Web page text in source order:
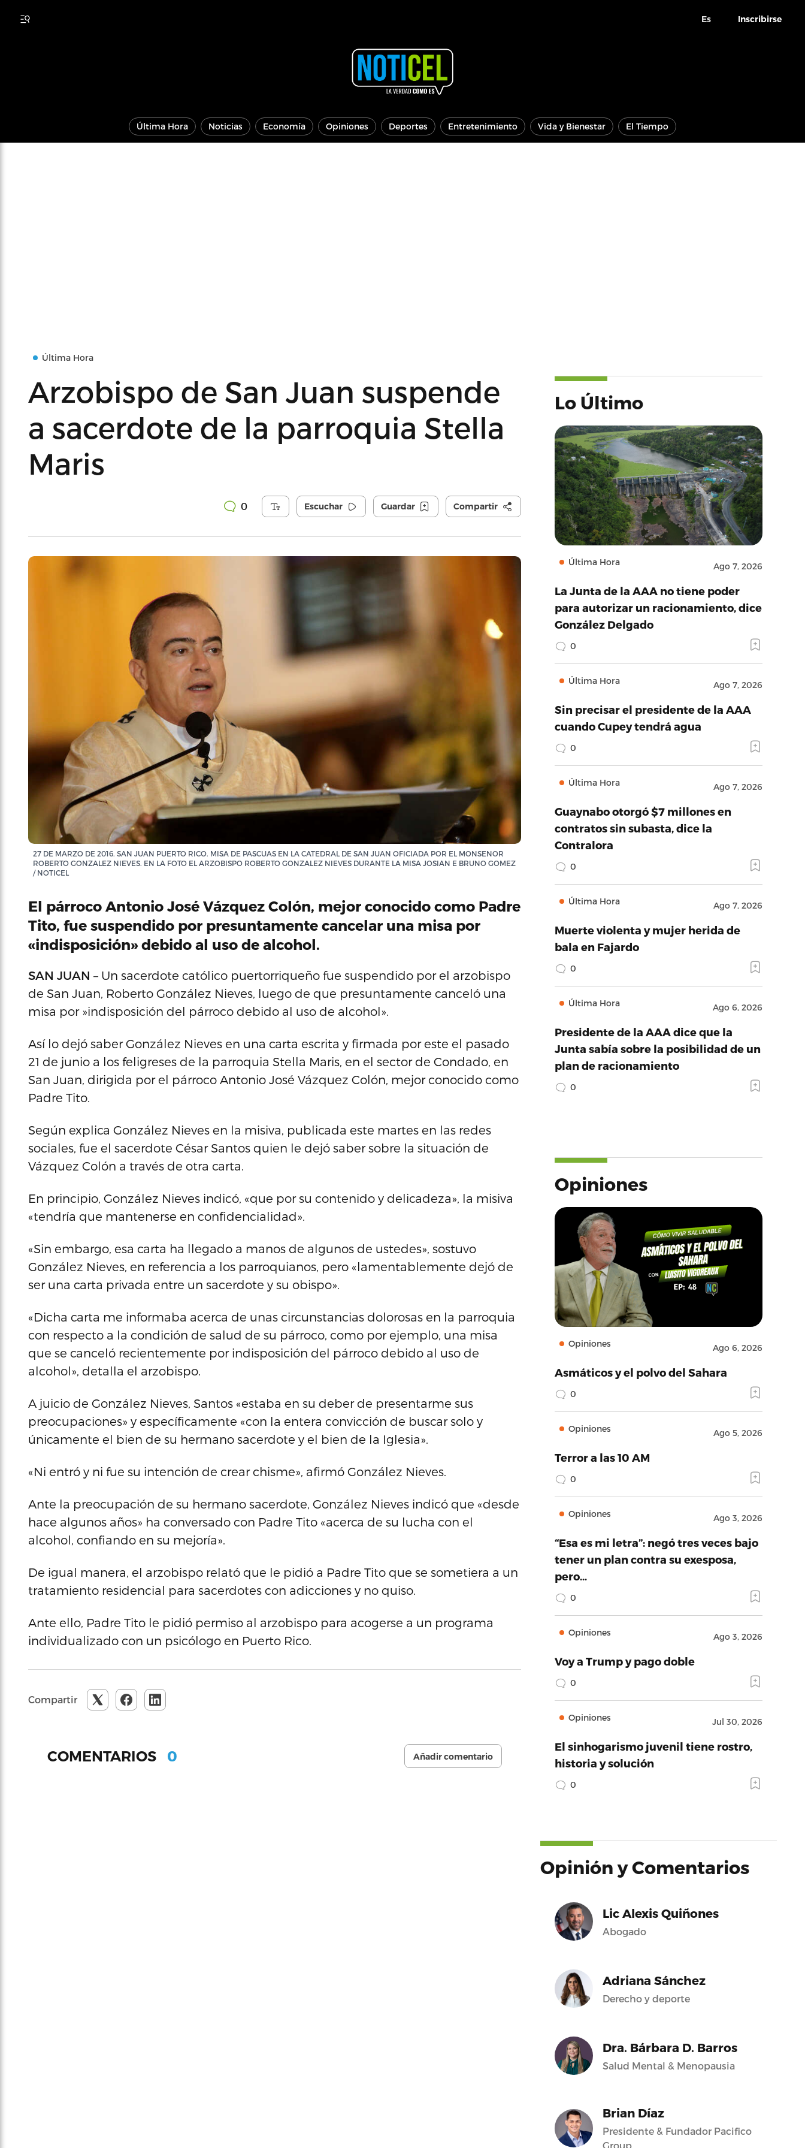
Es Inscribirse
Última Hora Noticias Economía Opiniones Deportes Entretenimiento Vida y Bienestar El Tiempo
Última Hora
Arzobispo de San Juan suspende
a sacerdote de la parroquia Stella
Maris
0 Escuchar Guardar Compartir
27 DE MARZO DE 2016. SAN JUAN PUERTO RICO. MISA DE PASCUAS EN LA CATEDRAL DE SAN JUAN OFICIADA POR EL MONSENOR
ROBERTO GONZALEZ NIEVES. EN LA FOTO EL ARZOBISPO ROBERTO GONZALEZ NIEVES DURANTE LA MISA JOSIAN E BRUNO GOMEZ
/ NOTICEL
El párroco Antonio José Vázquez Colón, mejor conocido como Padre
Tito, fue suspendido por presuntamente cancelar una misa por
«indisposición» debido al uso de alcohol.
SAN JUAN – Un sacerdote católico puertorriqueño fue suspendido por el arzobispo
de San Juan, Roberto González Nieves, luego de que presuntamente canceló una
misa por »indisposición del párroco debido al uso de alcohol».
Así lo dejó saber González Nieves en una carta escrita y firmada por este el pasado
21 de junio a los feligreses de la parroquia Stella Maris, en el sector de Condado, en
San Juan, dirigida por el párroco Antonio José Vázquez Colón, mejor conocido como
Padre Tito.
Según explica González Nieves en la misiva, publicada este martes en las redes
sociales, fue el sacerdote César Santos quien le dejó saber sobre la situación de
Vázquez Colón a través de otra carta.
En principio, González Nieves indicó, «que por su contenido y delicadeza», la misiva
«tendría que mantenerse en confidencialidad».
«Sin embargo, esa carta ha llegado a manos de algunos de ustedes», sostuvo
González Nieves, en referencia a los parroquianos, pero «lamentablemente dejó de
ser una carta privada entre un sacerdote y su obispo».
«Dicha carta me informaba acerca de unas circunstancias dolorosas en la parroquia
con respecto a la condición de salud de su párroco, como por ejemplo, una misa
que se canceló recientemente por indisposición del párroco debido al uso de
alcohol», detalla el arzobispo.
A juicio de González Nieves, Santos «estaba en su deber de presentarme sus
preocupaciones» y específicamente «con la entera convicción de buscar solo y
únicamente el bien de su hermano sacerdote y el bien de la Iglesia».
«Ni entró y ni fue su intención de crear chisme», afirmó González Nieves.
Ante la preocupación de su hermano sacerdote, González Nieves indicó que «desde
hace algunos años» ha conversado con Padre Tito «acerca de su lucha con el
alcohol, confiando en su mejoría».
De igual manera, el arzobispo relató que le pidió a Padre Tito que se sometiera a un
tratamiento residencial para sacerdotes con adicciones y no quiso.
Ante ello, Padre Tito le pidió permiso al arzobispo para acogerse a un programa
individualizado con un psicólogo en Puerto Rico.
Compartir
COMENTARIOS 0 Añadir comentario
Lo Último
Última Hora Ago 7, 2026
La Junta de la AAA no tiene poder
para autorizar un racionamiento, dice
González Delgado
0
Última Hora Ago 7, 2026
Sin precisar el presidente de la AAA
cuando Cupey tendrá agua
0
Última Hora Ago 7, 2026
Guaynabo otorgó $7 millones en
contratos sin subasta, dice la
Contralora
0
Última Hora Ago 7, 2026
Muerte violenta y mujer herida de
bala en Fajardo
0
Última Hora Ago 6, 2026
Presidente de la AAA dice que la
Junta sabía sobre la posibilidad de un
plan de racionamiento
0
Opiniones
Opiniones Ago 6, 2026
Asmáticos y el polvo del Sahara
0
Opiniones Ago 5, 2026
Terror a las 10 AM
0
Opiniones Ago 3, 2026
“Esa es mi letra”: negó tres veces bajo
tener un plan contra su exesposa,
pero…
0
Opiniones Ago 3, 2026
Voy a Trump y pago doble
0
Opiniones Jul 30, 2026
El sinhogarismo juvenil tiene rostro,
historia y solución
0
Opinión y Comentarios
Lic Alexis Quiñones
Abogado
Adriana Sánchez
Derecho y deporte
Dra. Bárbara D. Barros
Salud Mental & Menopausia
Brian Díaz
Presidente & Fundador Pacifico
Group